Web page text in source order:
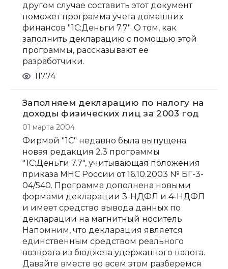
другом случае составить этот документ
поможет программа учета домашних
финансов "1С:Деньги 7.7". О том, как
заполнить декларацию с помощью этой
программы, рассказывают ее
разработчики.
11774
Заполняем декларацию по налогу на
доходы физических лиц за 2003 год
01 марта 2004
Фирмой "1С" недавно была выпущена
новая редакция 2.3 программы
"1С:Деньги 7.7", учитывающая положения
приказа МНС России от 16.10.2003 № БГ-3-
04/540. Программа дополнена новыми
формами декларации 3-НДФЛ и 4-НДФЛ
и имеет средство вывода данных по
декларации на магнитный носитель.
Напомним, что декларация является
единственным средством реального
возврата из бюджета удержанного налога.
Давайте вместе во всем этом разберемся